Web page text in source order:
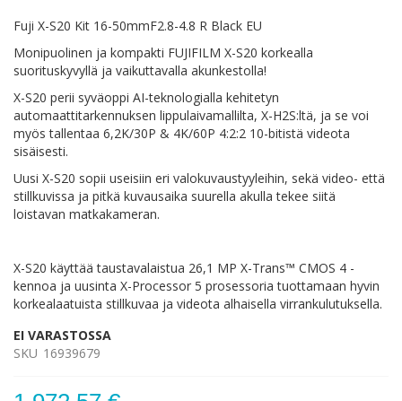
Fuji X-S20 Kit 16-50mmF2.8-4.8 R Black EU
Monipuolinen ja kompakti FUJIFILM X-S20 korkealla
suorituskyvyllä ja vaikuttavalla akunkestolla!
X-S20 perii syväoppi AI-teknologialla kehitetyn
automaattitarkennuksen lippulaivamallilta, X-H2S:ltä, ja se voi
myös tallentaa 6,2K/30P & 4K/60P 4:2:2 10-bitistä videota
sisäisesti.
Uusi X-S20 sopii useisiin eri valokuvaustyyleihin, sekä video- että
stillkuvissa ja pitkä kuvausaika suurella akulla tekee siitä
loistavan matkakameran.
X-S20 käyttää taustavalaistua 26,1 MP X-Trans™ CMOS 4 -
kennoa ja uusinta X-Processor 5 prosessoria tuottamaan hyvin
korkealaatuista stillkuvaa ja videota alhaisella virrankulutuksella.
EI VARASTOSSA
SKU 16939679